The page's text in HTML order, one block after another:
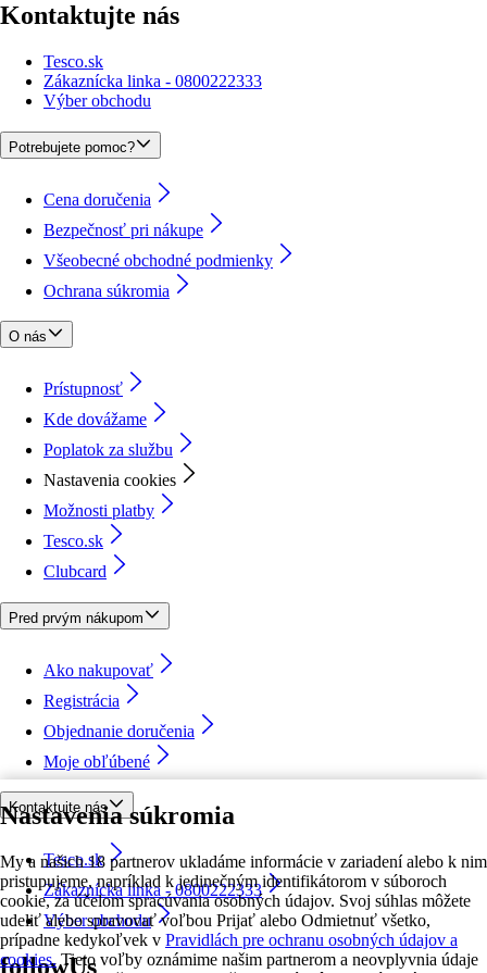
Nastavenia súkromia
My a našich 18 partnerov ukladáme informácie v zariadení alebo k nim
pristupujeme, napríklad k jedinečným identifikátorom v súboroch
cookie, za účelom spracúvania osobných údajov. Svoj súhlas môžete
udeliť alebo spravovať voľbou Prijať alebo Odmietnuť všetko,
prípadne kedykoľvek v Pravidlách pre ochranu osobných údajov a
cookies. Tieto voľby oznámime našim partnerom a neovplyvnia údaje
Kontaktujte nás
Tesco.sk
Zákaznícka linka - 0800222333
Výber obchodu
Potrebujete pomoc?
Cena doručenia
Bezpečnosť pri nákupe
Všeobecné obchodné podmienky
Ochrana súkromia
O nás
Prístupnosť
Kde dovážame
Poplatok za službu
Nastavenia cookies
Možnosti platby
Tesco.sk
Clubcard
Pred prvým nákupom
Ako nakupovať
Registrácia
Objednanie doručenia
Moje obľúbené
Kontaktujte nás
Tesco.sk
Zákaznícka linka - 0800222333
Výber obchodu
followUs